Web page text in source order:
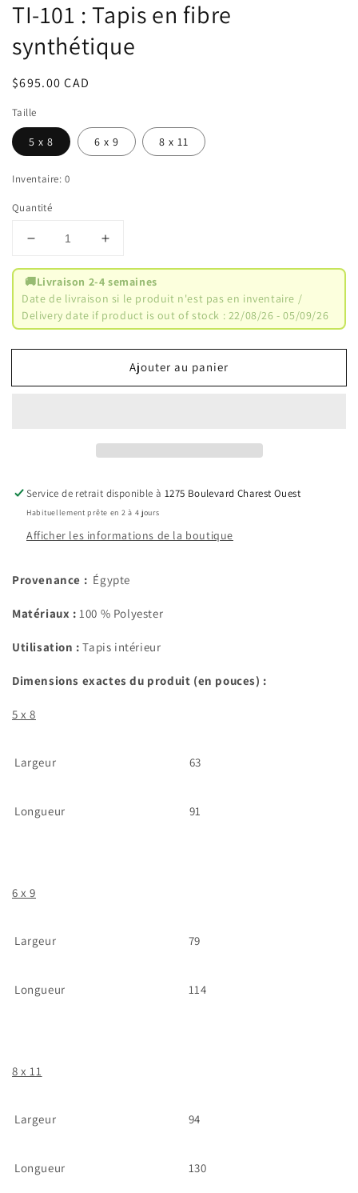
fenêtre
modale
TI-101 : Tapis en fibre
synthétique
Prix
$695.00 CAD
Taille
5 x 8 6 x 9 8 x 11
Inventaire: 0
Quantité
Réduire
quantité
de
TI-
101
:
Augmenter
quantité
de
TI-
101
:
Tapis
🚚Livraison 2-4 semaines
Date de livraison si le produit n'est pas en inventaire /
Delivery date if product is out of stock : 22/08/26 - 05/09/26
Ajouter au panier
Service de retrait disponible à 1275 Boulevard Charest Ouest
Habituellement prête en 2 à 4 jours
Afficher les informations de la boutique
Provenance : Égypte
Matériaux :100 % Polyester
Utilisation :Tapis intérieur
Dimensions exactes du produit (en pouces) :
5 x 8
Largeur 63
Longueur 91
6 x 9
Largeur 79
Longueur 114
8 x 11
Largeur 94
Longueur 130